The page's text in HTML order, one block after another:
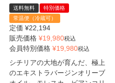
送料無料
特別価格
常温便（冷蔵可）
定価 ¥22,194
販売価格 ¥19,980税込
会員特別価格 ¥19,980税込
シチリアの大地が育んだ、極上
のエキストラバージンオリーブ